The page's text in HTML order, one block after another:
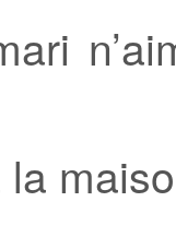
la